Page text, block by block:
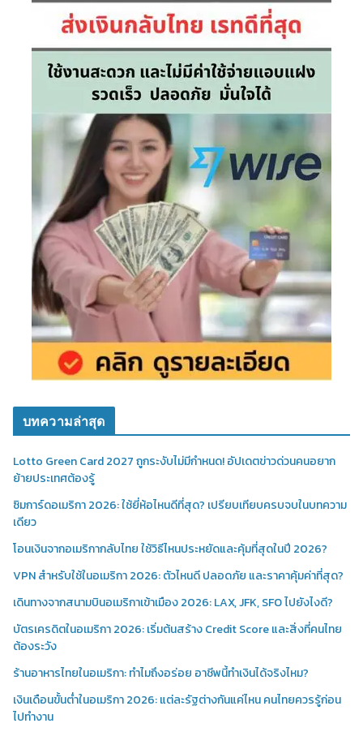
บทความล่าสุด
Lotto Green Card 2027 ถูกระงับไม่มีกำหนด! อัปเดตข่าวด่วนคนอยาก
ย้ายประเทศต้องรู้
ซิมการ์ดอเมริกา 2026: ใช้ยี่ห้อไหนดีที่สุด? เปรียบเทียบครบจบในบทความ
เดียว
โอนเงินจากอเมริกากลับไทย ใช้วิธีไหนประหยัดและคุ้มที่สุดในปี 2026?
VPN สำหรับใช้ในอเมริกา 2026: ตัวไหนดี ปลอดภัย และราคาคุ้มค่าที่สุด?
เดินทางจากสนามบินอเมริกาเข้าเมือง 2026: LAX, JFK, SFO ไปยังไงดี?
บัตรเครดิตในอเมริกา 2026: เริ่มต้นสร้าง Credit Score และสิ่งที่คนไทย
ต้องระวัง
ร้านอาหารไทยในอเมริกา: ทำไมถึงอร่อย อาชีพนี้ทำเงินได้จริงไหม?
เงินเดือนขั้นต่ำในอเมริกา 2026: แต่ละรัฐต่างกันแค่ไหน คนไทยควรรู้ก่อน
ไปทำงาน